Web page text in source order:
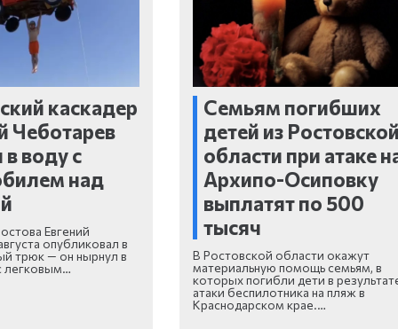
каскадер
Чеботарев
воду с
над
Евгений
опубликовал в
трюк — он нырнул в
легковым…
Семьям погибших
детей из
области при атаке
Архипо-Осиповку
выплатят по 500
тысяч
В Ростовской области окажут
материальную помощь семьям, в
которых погибли дети в
атаки беспилотника на пляж в
Краснодарском крае.…